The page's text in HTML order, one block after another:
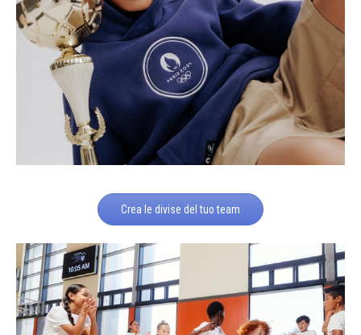
Crea le divise del tuo team